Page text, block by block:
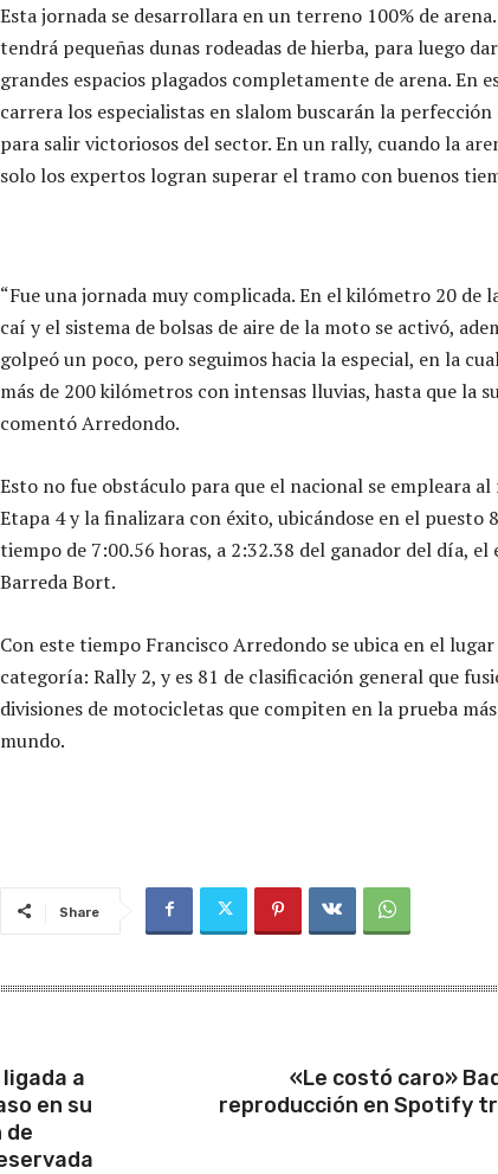
Esta jornada se desarrollara en un terreno 100% de
tendrá pequeñas dunas rodeadas de hierba, para luego
grandes espacios plagados completamente de arena. En
carrera los especialistas en slalom buscarán la perfección
para salir victoriosos del sector. En un rally, cuando la
solo los expertos logran superar el tramo con buenos
“Fue una jornada muy complicada. En el kilómetro 20 de
caí y el sistema de bolsas de aire de la moto se activó,
golpeó un poco, pero seguimos hacia la especial, en la
más de 200 kilómetros con intensas lluvias, hasta que la
comentó Arredondo.
Esto no fue obstáculo para que el nacional se empleara al
Etapa 4 y la finalizara con éxito, ubicándose en el puesto
tiempo de 7:00.56 horas, a 2:32.38 del ganador del día, el
Barreda Bort.
Con este tiempo Francisco Arredondo se ubica en el lugar
categoría: Rally 2, y es 81 de clasificación general que
divisiones de motocicletas que compiten en la prueba
mundo.
Share
a
en su
de
«Le costó caro»
reproducción en Spotify